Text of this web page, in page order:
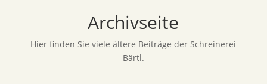
Archivseite
Hier finden Sie viele ältere Beiträge der Schreinerei
Bärtl.